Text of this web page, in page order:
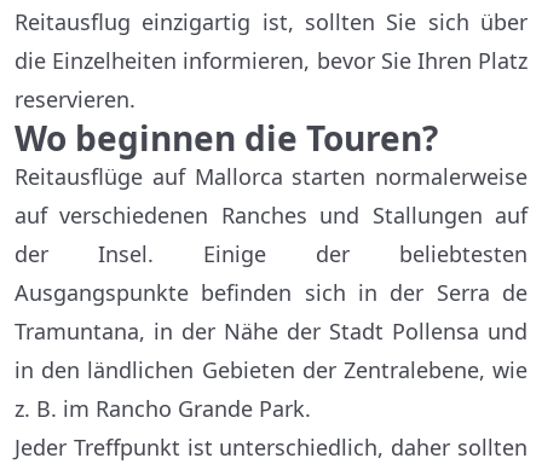
Reitausflug einzigartig ist, sollten Sie sich über
die Einzelheiten informieren, bevor Sie Ihren Platz
reservieren.
Wo beginnen die Touren?
Reitausflüge auf Mallorca starten normalerweise
auf verschiedenen Ranches und Stallungen auf
der Insel. Einige der beliebtesten
Ausgangspunkte befinden sich in der Serra de
Tramuntana, in der Nähe der Stadt Pollensa und
in den ländlichen Gebieten der Zentralebene, wie
z. B. im Rancho Grande Park.
Jeder Treffpunkt ist unterschiedlich, daher sollten